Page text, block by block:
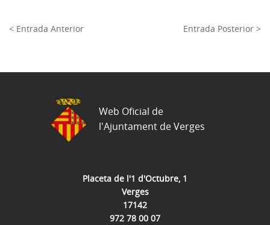
< Entrada Anterior Entrada Posterior >
Placeta de l'1 d'Octubre, 1
Verges
17142
972 78 00 07
Web Oficial de
l'Ajuntament de Verges